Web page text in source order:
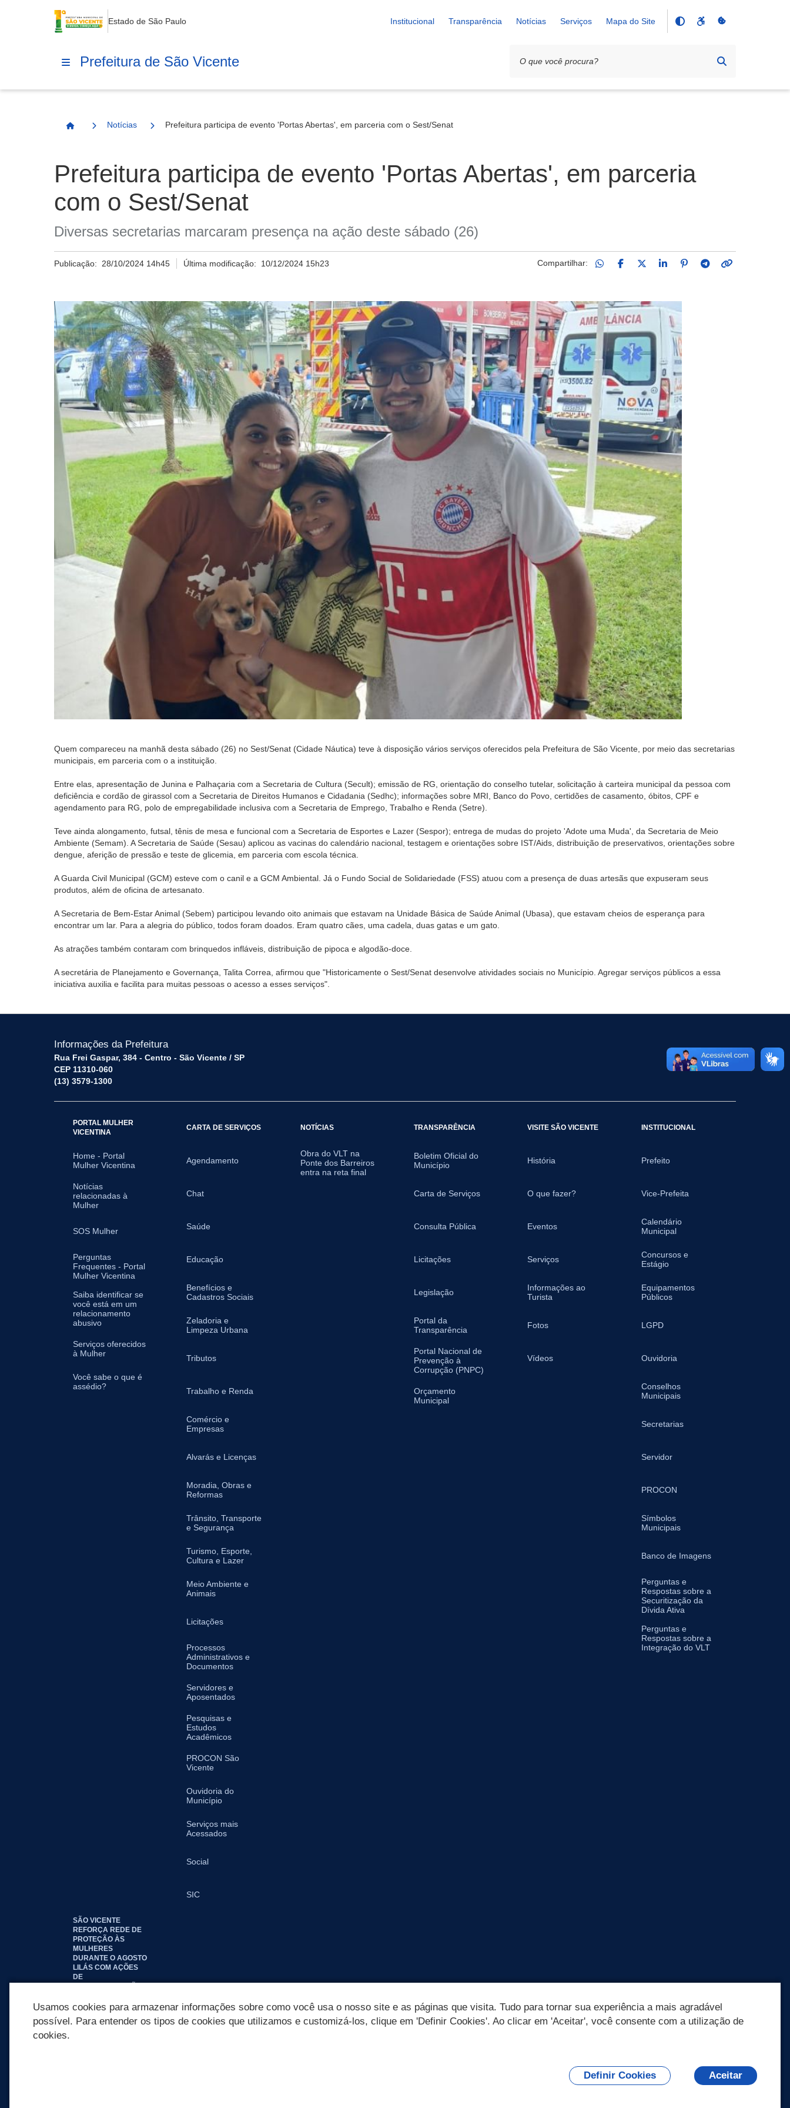
Estado de São Paulo Institucional Transparência Notícias Serviços Mapa do Site
Prefeitura de São Vicente
Página Inicial
Notícias Prefeitura participa de evento 'Portas Abertas', em parceria com o Sest/Senat
Prefeitura participa de evento 'Portas Abertas', em parceria
com o Sest/Senat
Diversas secretarias marcaram presença na ação deste sábado (26)
Publicação: 28/10/2024 14h45 Última modificação: 10/12/2024 15h23 Compartilhar:
Quem compareceu na manhã desta sábado (26) no Sest/Senat (Cidade Náutica) teve à disposição vários serviços oferecidos pela Prefeitura de São Vicente, por meio das secretarias
municipais, em parceria com o a instituição.
Entre elas, apresentação de Junina e Palhaçaria com a Secretaria de Cultura (Secult); emissão de RG, orientação do conselho tutelar, solicitação à carteira municipal da pessoa com
deficiência e cordão de girassol com a Secretaria de Direitos Humanos e Cidadania (Sedhc); informações sobre MRI, Banco do Povo, certidões de casamento, óbitos, CPF e
agendamento para RG, polo de empregabilidade inclusiva com a Secretaria de Emprego, Trabalho e Renda (Setre).
Teve ainda alongamento, futsal, tênis de mesa e funcional com a Secretaria de Esportes e Lazer (Sespor); entrega de mudas do projeto 'Adote uma Muda', da Secretaria de Meio
Ambiente (Semam). A Secretaria de Saúde (Sesau) aplicou as vacinas do calendário nacional, testagem e orientações sobre IST/Aids, distribuição de preservativos, orientações sobre
dengue, aferição de pressão e teste de glicemia, em parceria com escola técnica.
A Guarda Civil Municipal (GCM) esteve com o canil e a GCM Ambiental. Já o Fundo Social de Solidariedade (FSS) atuou com a presença de duas artesãs que expuseram seus
produtos, além de oficina de artesanato.
A Secretaria de Bem-Estar Animal (Sebem) participou levando oito animais que estavam na Unidade Básica de Saúde Animal (Ubasa), que estavam cheios de esperança para
encontrar um lar. Para a alegria do público, todos foram doados. Eram quatro cães, uma cadela, duas gatas e um gato.
As atrações também contaram com brinquedos infláveis, distribuição de pipoca e algodão-doce.
A secretária de Planejamento e Governança, Talita Correa, afirmou que "Historicamente o Sest/Senat desenvolve atividades sociais no Município. Agregar serviços públicos a essa
iniciativa auxilia e facilita para muitas pessoas o acesso a esses serviços".
Informações da Prefeitura
Rua Frei Gaspar, 384 - Centro - São Vicente / SP
CEP 11310-060
(13) 3579-1300
PORTAL MULHER
VICENTINA
Home - Portal
Mulher Vicentina
Notícias
relacionadas à
Mulher
SOS Mulher
Perguntas
Frequentes - Portal
Mulher Vicentina
Saiba identificar se
você está em um
relacionamento
abusivo
Serviços oferecidos
à Mulher
Você sabe o que é
assédio?
CARTA DE SERVIÇOS
Agendamento
Chat
Saúde
Educação
Benefícios e
Cadastros Sociais
Zeladoria e
Limpeza Urbana
Tributos
Trabalho e Renda
Comércio e
Empresas
Alvarás e Licenças
Moradia, Obras e
Reformas
Trânsito, Transporte
e Segurança
Turismo, Esporte,
Cultura e Lazer
Meio Ambiente e
Animais
Licitações
Processos
Administrativos e
Documentos
Servidores e
Aposentados
Pesquisas e
Estudos
Acadêmicos
PROCON São
Vicente
Ouvidoria do
Município
Serviços mais
Acessados
Social
SIC
NOTÍCIAS
Obra do VLT na
Ponte dos Barreiros
entra na reta final
TRANSPARÊNCIA
Boletim Oficial do
Município
Carta de Serviços
Consulta Pública
Licitações
Legislação
Portal da
Transparência
Portal Nacional de
Prevenção à
Corrupção (PNPC)
Orçamento
Municipal
VISITE SÃO VICENTE
História
O que fazer?
Eventos
Serviços
Informações ao
Turista
Fotos
Vídeos
INSTITUCIONAL
Prefeito
Vice-Prefeita
Calendário
Municipal
Concursos e
Estágio
Equipamentos
Públicos
LGPD
Ouvidoria
Conselhos
Municipais
Secretarias
Servidor
PROCON
Símbolos
Municipais
Banco de Imagens
Perguntas e
Respostas sobre a
Securitização da
Dívida Ativa
Perguntas e
Respostas sobre a
Integração do VLT
SÃO VICENTE
REFORÇA REDE DE
PROTEÇÃO ÀS
MULHERES
DURANTE O AGOSTO
LILÁS COM AÇÕES
DE
Usamos cookies para armazenar informações sobre como você usa o nosso site e as páginas que visita. Tudo para tornar sua experiência a mais agradável
possível. Para entender os tipos de cookies que utilizamos e customizá-los, clique em 'Definir Cookies'. Ao clicar em 'Aceitar', você consente com a utilização de
cookies.
Definir Cookies Aceitar
posso te ajudar?